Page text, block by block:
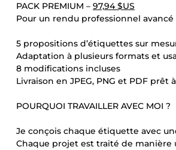
PACK PREMIUM – 97,94 $US
Pour un rendu professionnel
5 propositions d’étiquettes sur
Adaptation à plusieurs formats et
8 modifications incluses
Livraison en JPEG, PNG et PDF prêt
POURQUOI TRAVAILLER AVEC MOI ?
Je conçois chaque étiquette avec
Chaque projet est traité de manière